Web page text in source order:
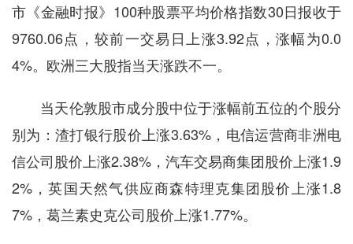
市《金融时报》100种股票平均价格指数30日报收于
9760.06点，较前一交易日上涨3.92点，涨幅为0.0
4%。欧洲三大股指当天涨跌不一。
当天伦敦股市成分股中位于涨幅前五位的个股分
别为：渣打银行股价上涨3.63%，电信运营商非洲电
信公司股价上涨2.38%，汽车交易商集团股价上涨1.9
2%，英国天然气供应商森特理克集团股价上涨1.8
7%，葛兰素史克公司股价上涨1.77%。